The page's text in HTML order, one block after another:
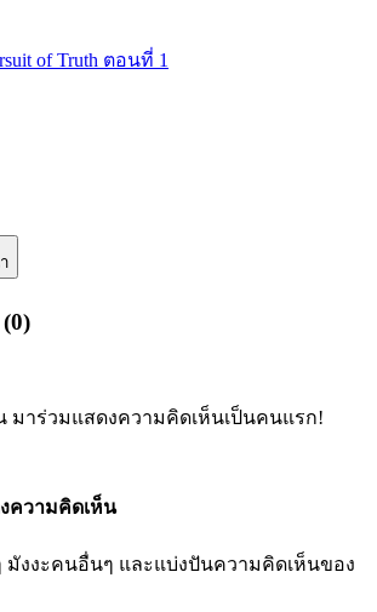
of Truth ตอนที่ 1
0)
มาร่วมแสดงความคิดเห็นเป็นคนแรก!
ความคิดเห็น
งงะคนอื่นๆ และแบ่งปันความคิดเห็นของ